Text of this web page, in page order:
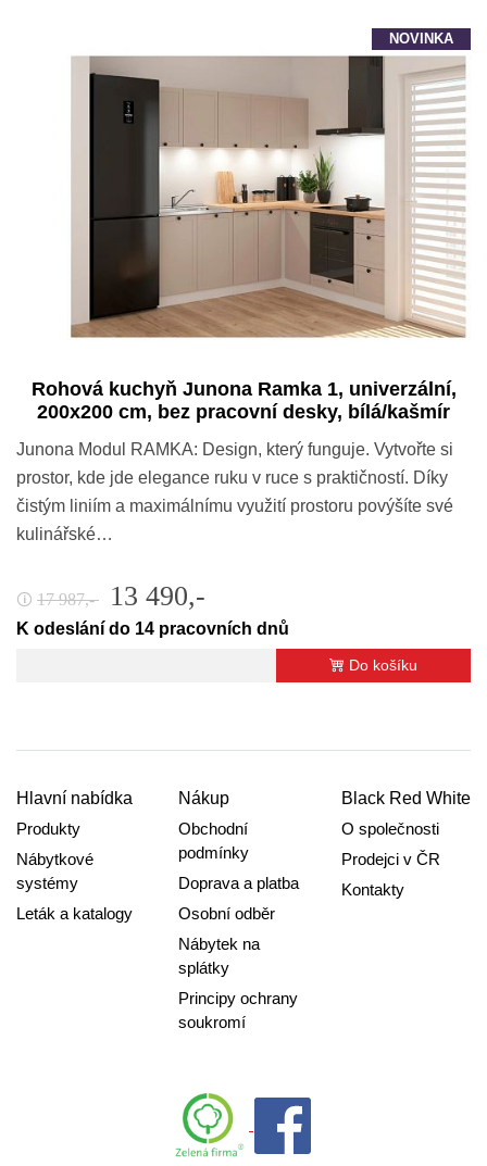
NOVINKA
Rohová kuchyň Junona Ramka 1, univerzální,
200x200 cm, bez pracovní desky, bílá/kašmír
Junona Modul RAMKA: Design, který funguje. Vytvořte si
prostor, kde jde elegance ruku v ruce s praktičností. Díky
čistým liniím a maximálnímu využití prostoru povýšíte své
kulinářské…
🛈 17 987,- 13 490,-
K odeslání do 14 pracovních dnů
Do košíku
Hlavní nabídka
Produkty
Nábytkové
systémy
Leták a katalogy
Nákup
Obchodní
podmínky
Doprava a platba
Osobní odběr
Nábytek na
splátky
Principy ochrany
soukromí
Black Red White
O společnosti
Prodejci v ČR
Kontakty